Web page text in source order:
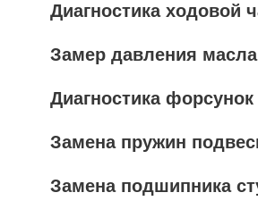
Диагностика ходовой
Замер давления масла
Диагностика форсунок
Замена пружин
Замена подшипника